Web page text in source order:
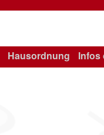
Hausordnung Infos